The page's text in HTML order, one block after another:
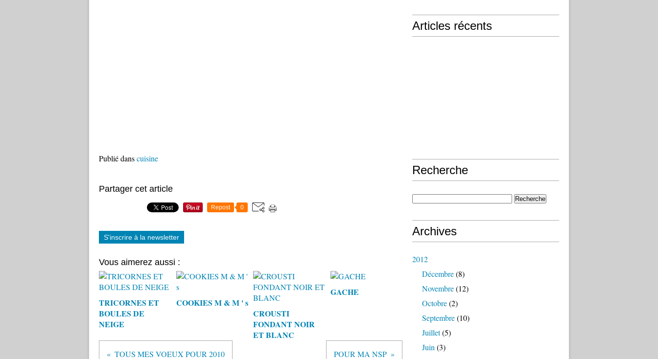
Publié danscuisine
Partager cet article
Repost 0
S'inscrire à la newsletter
Vous aimerez aussi :
TRICORNES ET
BOULES DE
NEIGE
COOKIES M & M ' s
CROUSTI
FONDANT NOIR
ET BLANC
GACHE
TOUS MES VOEUX POUR 2010 POUR MA NSP
Articles récents
Recherche
Archives
2012
Décembre(8)
Novembre(12)
Octobre(2)
Septembre(10)
Juillet(5)
Juin (3)